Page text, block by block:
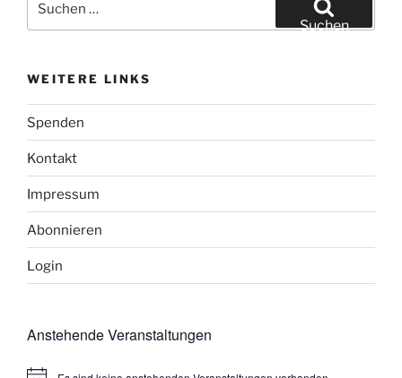
nach:
Suchen
WEITERE LINKS
Spenden
Kontakt
Impressum
Abonnieren
Login
Anstehende Veranstaltungen